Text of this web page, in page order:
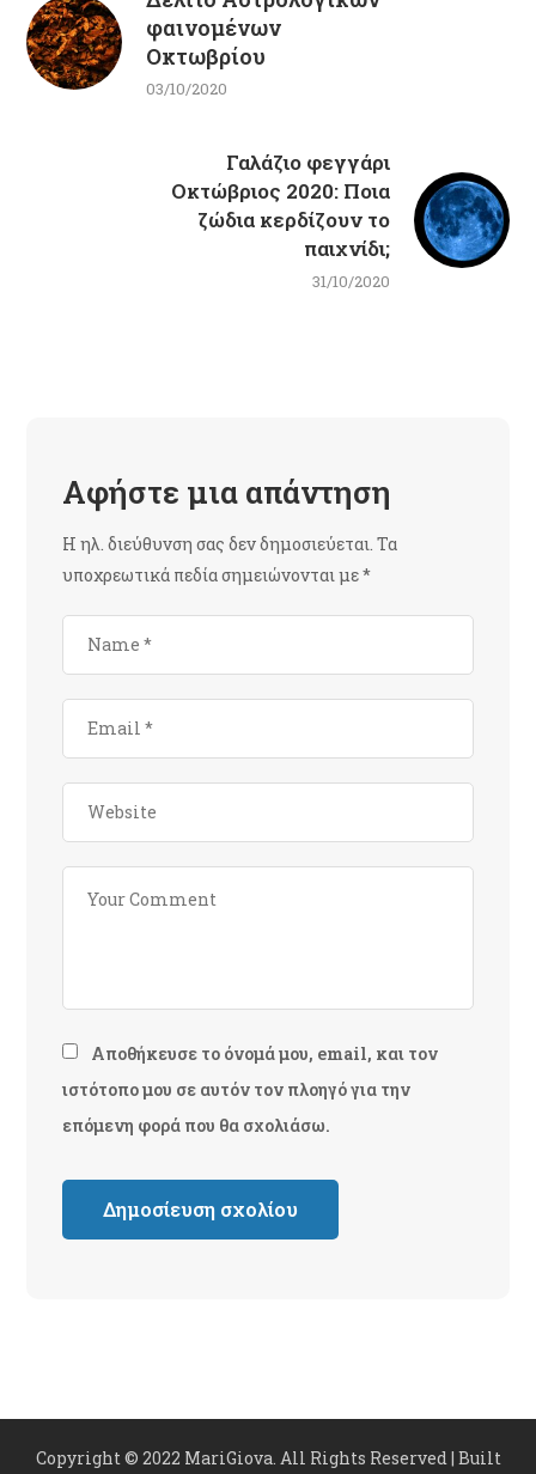
φαινομένων
Οκτωβρίου
03/10/2020
Γαλάζιο φεγγάρι
Οκτώβριος 2020: Ποια
ζώδια κερδίζουν το
παιχνίδι;
31/10/2020
Αφήστε μια απάντηση
Η ηλ. διεύθυνση σας δεν δημοσιεύεται. Τα
υποχρεωτικά πεδία σημειώνονται με*
Αποθήκευσε το όνομά μου, email, και τον
ιστότοπο μου σε αυτόν τον πλοηγό για την
επόμενη φορά που θα σχολιάσω.
Copyright © 2022 MariGiova. All Rights Reserved | Built